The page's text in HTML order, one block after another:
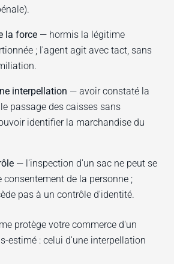
la force — hormis la légitime
; l'agent agit avec tact, sans
interpellation — avoir constaté la
passage des caisses sans
identifier la marchandise du
— l'inspection d'un sac ne peut se
consentement de la personne ;
pas à un contrôle d'identité.
protège votre commerce d'un
estimé : celui d'une interpellation